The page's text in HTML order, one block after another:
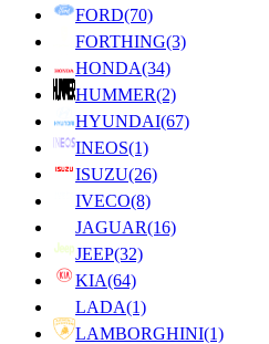
FORD(70)
FORTHING(3)
HONDA(34)
HUMMER(2)
HYUNDAI(67)
INEOS(1)
ISUZU(26)
IVECO(8)
JAGUAR(16)
JEEP(32)
KIA(64)
LADA(1)
LAMBORGHINI(1)